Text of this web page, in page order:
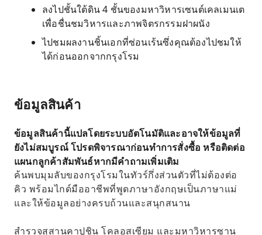
ลงไปชั้นใต้ดิน 4 ชั้นของมหาวิหารเซนต์เคลเมนเต
เพื่อชื่นชมวิหารและภาพจิตรกรรมฝาผนัง
ไปชมผลงานชิ้นเอกที่ซ่อนเร้นซึ่งคุณต้องไปชมให้
ได้ก่อนออกจากกรุงโรม
ข้อมูลสินค้า
ข้อมูลสินค้านี้แปลโดยระบบอัตโนมัติและอาจให้ข้อมูลที่
ยังไม่สมบูรณ์ โปรดพิจารณาก่อนทำการสั่งซื้อ หรือติดต่อ
แผนกลูกค้าสัมพันธ์หากมีคำถามเพิ่มเติม
ค้นพบมุมลับของกรุงโรมในทัวร์กึ่งส่วนตัวที่ไม่ต้องต่อ
คิว พร้อมไกด์มืออาชีพที่พูดภาษาอังกฤษเป็นภาษาแม่
และให้ข้อมูลอย่างครบถ้วนและสนุกสนาน
สำรวจสุสานคาปูชิน โคลอสเซียม และมหาวิหารซาน